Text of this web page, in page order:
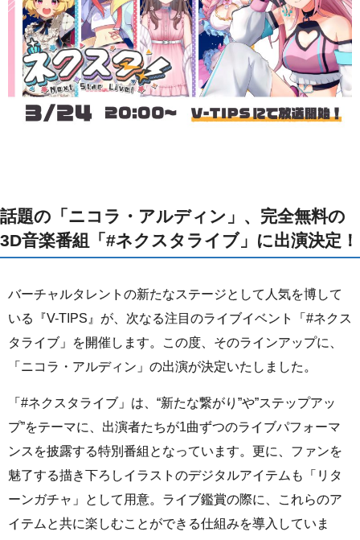
話題の「ニコラ・アルディン」、完全無料の
3D音楽番組「#ネクスタライブ」に出演決定！
バーチャルタレントの新たなステージとして人気を博して
いる『V-TIPS』が、次なる注目のライブイベント「#ネクス
タライブ」を開催します。この度、そのラインアップに、
「ニコラ・アルディン」の出演が決定いたしました。
「#ネクスタライブ」は、“新たな繋がり”や”ステップアッ
プ”をテーマに、出演者たちが1曲ずつのライブパフォーマ
ンスを披露する特別番組となっています。更に、ファンを
魅了する描き下ろしイラストのデジタルアイテムも「リタ
ーンガチャ」として用意。ライブ鑑賞の際に、これらのア
イテムと共に楽しむことができる仕組みを導入していま